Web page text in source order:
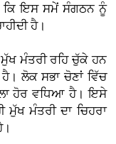
ਕਿ ਇਸ ਸਮੇਂ ਸੰਗਠਨ ਨੂੰ
ਹੈ।
ਮੰਤਰੀ ਰਹਿ ਚੁੱਕੇ ਹਨ
ਲੋਕ ਸਭਾ ਚੋਣਾਂ ਵਿੱਚ
ਹੋਰ ਵਧਿਆ ਹੈ। ਇਸੇ
ਮੁੱਖ ਮੰਤਰੀ ਦਾ ਚਿਹਰਾ